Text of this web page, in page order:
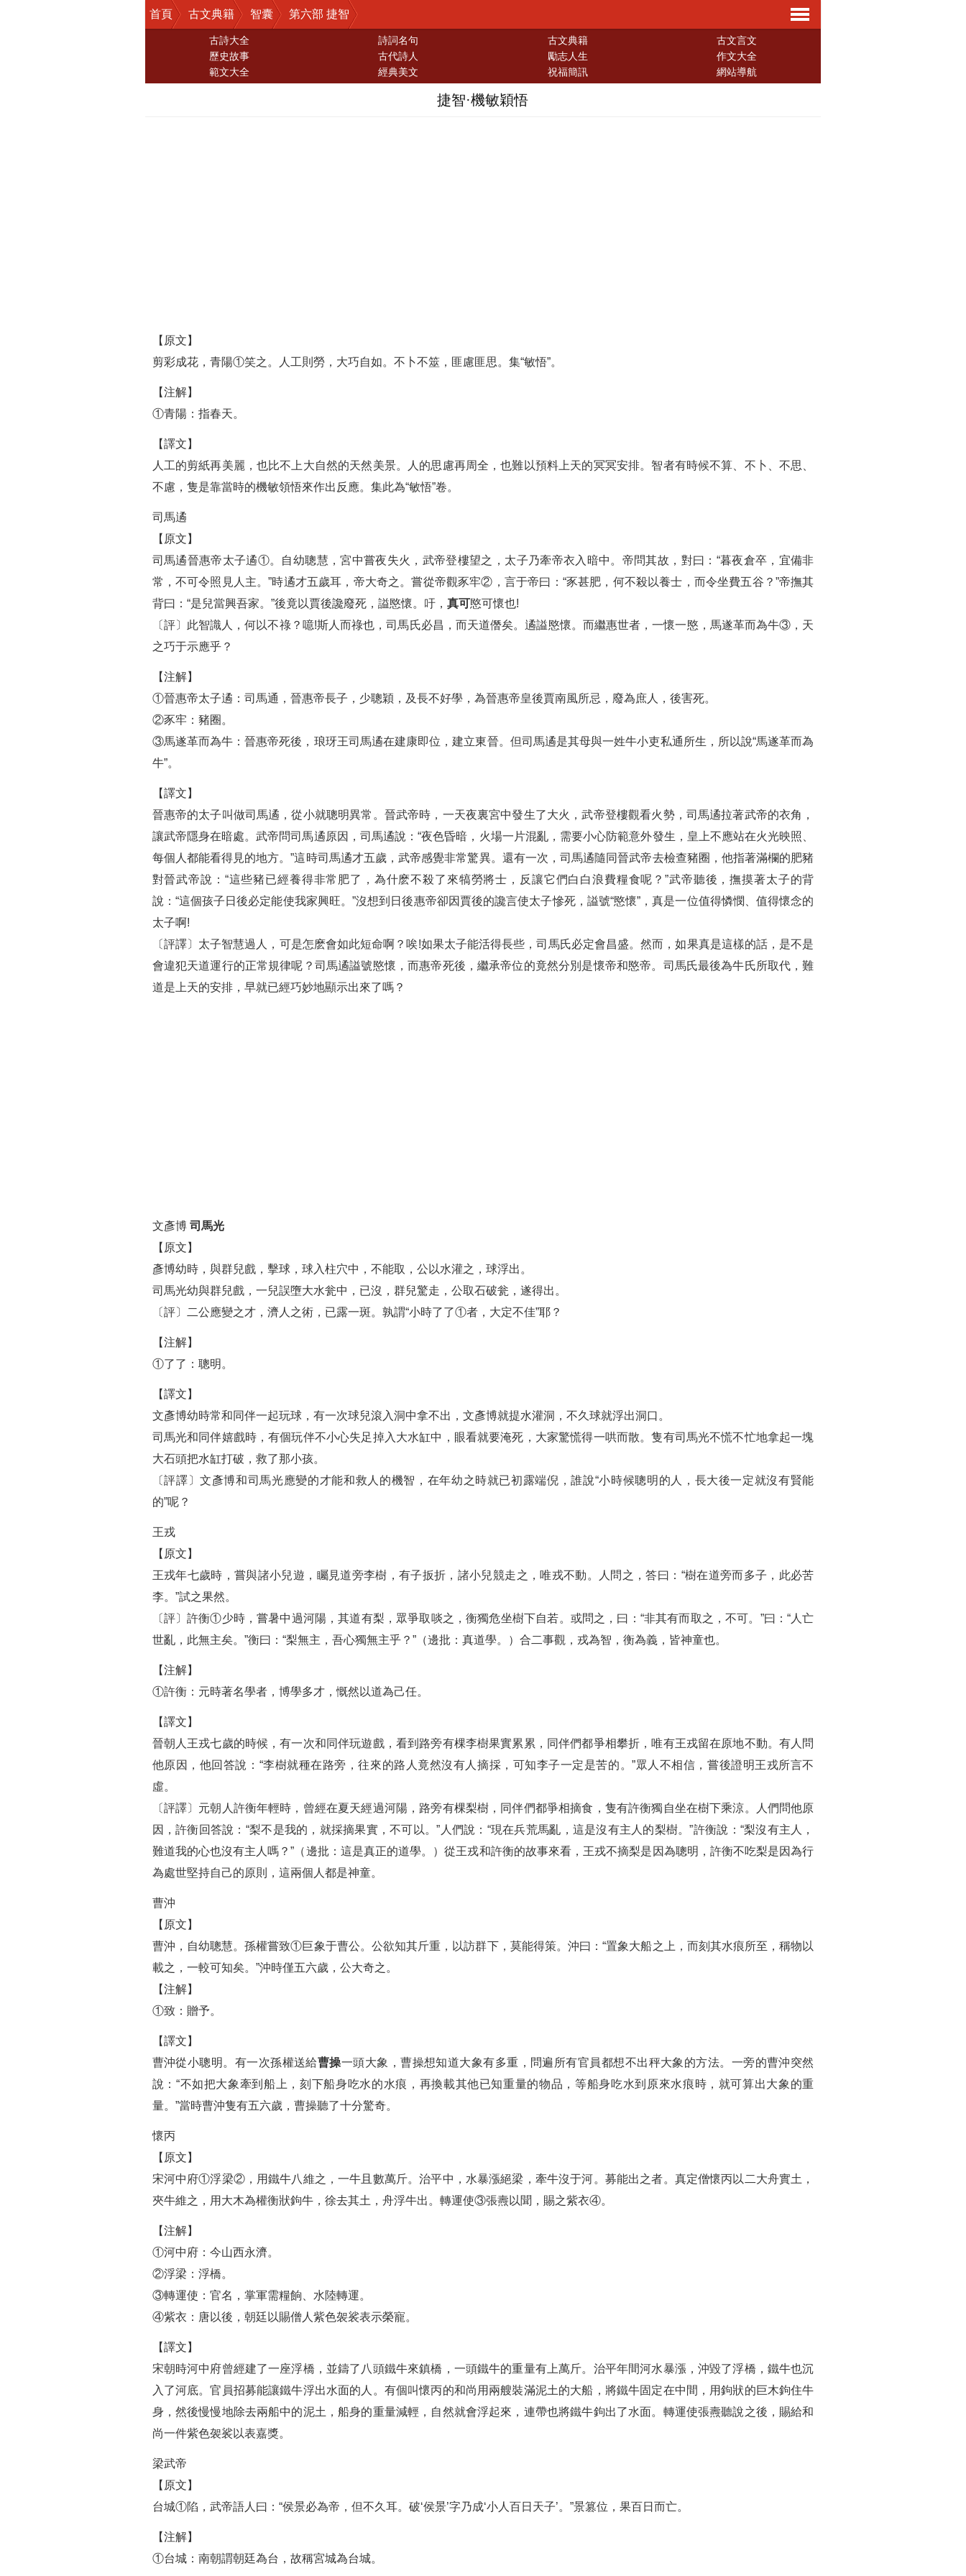
首頁 古文典籍 智囊
第六部 捷智
導
古詩大全 詩詞名句 古文典籍
古文言文
歷史故事
古代詩人 勵志人生
作文大全
範文大全
經典美文 祝福簡訊 網站導航
捷智·機敏穎悟
【原文】
剪彩成花，青陽①笑之。人工則勞，大巧自如。不卜不筮，匪慮匪思。集“敏悟”。
【注解】
①青陽：指春天。
【譯文】
人工的剪紙再美麗，也比不上大自然的天然美景。人的思慮再周全，也難以預料上天的冥冥安排。智者有時候不算、不卜、不思、
不慮，隻是靠當時的機敏領悟來作出反應。集此為“敏悟”卷。
司馬遹
【原文】
司馬遹晉惠帝太子遹①。自幼聰慧，宮中嘗夜失火，武帝登樓望之，太子乃牽帝衣入暗中。帝問其故，對曰：“暮夜倉卒，宜備非
常，不可令照見人主。”時遹才五歲耳，帝大奇之。嘗從帝觀豕牢②，言于帝曰：“豕甚肥，何不殺以養士，而令坐費五谷？”帝撫其
背曰：“是兒當興吾家。”後竟以賈後讒廢死，謚愍懷。吁， 真可愍可懷也!
〔評〕此智識人，何以不祿？噫!斯人而祿也，司馬氏必昌，而天道僭矣。遹謚愍懷。而繼惠世者，一懷一愍，馬遂革而為牛③，天
之巧于示應乎？
【注解】
①晉惠帝太子遹：司馬通，晉惠帝長子，少聰穎，及長不好學，為晉惠帝皇後賈南風所忌，廢為庶人，後害死。
②豕牢：豬圈。
③馬遂革而為牛：晉惠帝死後，琅玡王司馬遹在建康即位，建立東晉。但司馬遹是其母與一姓牛小吏私通所生，所以說“馬遂革而為
牛”。
【譯文】
晉惠帝的太子叫做司馬遹，從小就聰明異常。晉武帝時，一天夜裏宮中發生了大火，武帝登樓觀看火勢，司馬遹拉著武帝的衣角，
讓武帝隱身在暗處。武帝問司馬遹原因，司馬遹說：“夜色昏暗，火場一片混亂，需要小心防範意外發生，皇上不應站在火光映照、
每個人都能看得見的地方。”這時司馬遹才五歲，武帝感覺非常驚異。還有一次，司馬遹隨同晉武帝去檢查豬圈，他指著滿欄的肥豬
對晉武帝說：“這些豬已經養得非常肥了，為什麽不殺了來犒勞將士，反讓它們白白浪費糧食呢？”武帝聽後，撫摸著太子的背
說：“這個孩子日後必定能使我家興旺。”沒想到日後惠帝卻因賈後的讒言使太子慘死，謚號“愍懷”，真是一位值得憐憫、值得懷念的
太子啊!
〔評譯〕太子智慧過人，可是怎麽會如此短命啊？唉!如果太子能活得長些，司馬氏必定會昌盛。然而，如果真是這樣的話，是不是
會違犯天道運行的正常規律呢？司馬遹謚號愍懷，而惠帝死後，繼承帝位的竟然分別是懷帝和愍帝。司馬氏最後為牛氏所取代，難
道是上天的安排，早就已經巧妙地顯示出來了嗎？
文彥博 司馬光
【原文】
彥博幼時，與群兒戲，擊球，球入柱穴中，不能取，公以水灌之，球浮出。
司馬光幼與群兒戲，一兒誤墮大水瓮中，已沒，群兒驚走，公取石破瓮，遂得出。
〔評〕二公應變之才，濟人之術，已露一斑。孰謂“小時了了①者，大定不佳”耶？
【注解】
①了了：聰明。
【譯文】
文彥博幼時常和同伴一起玩球，有一次球兒滾入洞中拿不出，文彥博就提水灌洞，不久球就浮出洞口。
司馬光和同伴嬉戲時，有個玩伴不小心失足掉入大水缸中，眼看就要淹死，大家驚慌得一哄而散。隻有司馬光不慌不忙地拿起一塊
大石頭把水缸打破，救了那小孩。
〔評譯〕文彥博和司馬光應變的才能和救人的機智，在年幼之時就已初露端倪，誰說“小時候聰明的人，長大後一定就沒有賢能
的”呢？
王戎
【原文】
王戎年七歲時，嘗與諸小兒遊，矚見道旁李樹，有子扳折，諸小兒競走之，唯戎不動。人問之，答曰：“樹在道旁而多子，此必苦
李。”試之果然。
〔評〕許衡①少時，嘗暑中過河陽，其道有梨，眾爭取啖之，衡獨危坐樹下自若。或問之，曰：“非其有而取之，不可。”曰：“人亡
世亂，此無主矣。”衡曰：“梨無主，吾心獨無主乎？”（邊批：真道學。）合二事觀，戎為智，衡為義，皆神童也。
【注解】
①許衡：元時著名學者，博學多才，慨然以道為己任。
【譯文】
晉朝人王戎七歲的時候，有一次和同伴玩遊戲，看到路旁有棵李樹果實累累，同伴們都爭相攀折，唯有王戎留在原地不動。有人問
他原因，他回答說：“李樹就種在路旁，往來的路人竟然沒有人摘採，可知李子一定是苦的。”眾人不相信，嘗後證明王戎所言不
虛。
〔評譯〕元朝人許衡年輕時，曾經在夏天經過河陽，路旁有棵梨樹，同伴們都爭相摘食，隻有許衡獨自坐在樹下乘涼。人們問他原
因，許衡回答說：“梨不是我的，就採摘果實，不可以。”人們說：“現在兵荒馬亂，這是沒有主人的梨樹。”許衡說：“梨沒有主人，
難道我的心也沒有主人嗎？”（邊批：這是真正的道學。）從王戎和許衡的故事來看，王戎不摘梨是因為聰明，許衡不吃梨是因為行
為處世堅持自己的原則，這兩個人都是神童。
曹沖
【原文】
曹沖，自幼聰慧。孫權嘗致①巨象于曹公。公欲知其斤重，以訪群下，莫能得策。沖曰：“置象大船之上，而刻其水痕所至，稱物以
載之，一較可知矣。”沖時僅五六歲，公大奇之。
【注解】
①致：贈予。
【譯文】
曹沖從小聰明。有一次孫權送給曹操一頭大象，曹操想知道大象有多重，問遍所有官員都想不出秤大象的方法。一旁的曹沖突然
說：“不如把大象牽到船上，刻下船身吃水的水痕，再換載其他已知重量的物品，等船身吃水到原來水痕時，就可算出大象的重
量。”當時曹沖隻有五六歲，曹操聽了十分驚奇。
懷丙
【原文】
宋河中府①浮梁②，用鐵牛八維之，一牛且數萬斤。治平中，水暴漲絕梁，牽牛沒于河。募能出之者。真定僧懷丙以二大舟實土，
夾牛維之，用大木為權衡狀鉤牛，徐去其土，舟浮牛出。轉運使③張燾以聞，賜之紫衣④。
【注解】
①河中府：今山西永濟。
②浮梁：浮橋。
③轉運使：官名，掌軍需糧餉、水陸轉運。
④紫衣：唐以後，朝廷以賜僧人紫色袈裟表示榮寵。
【譯文】
宋朝時河中府曾經建了一座浮橋，並鑄了八頭鐵牛來鎮橋，一頭鐵牛的重量有上萬斤。治平年間河水暴漲，沖毀了浮橋，鐵牛也沉
入了河底。官員招募能讓鐵牛浮出水面的人。有個叫懷丙的和尚用兩艘裝滿泥土的大船，將鐵牛固定在中間，用鉤狀的巨木鉤住牛
身，然後慢慢地除去兩船中的泥土，船身的重量減輕，自然就會浮起來，連帶也將鐵牛鉤出了水面。轉運使張燾聽說之後，賜給和
尚一件紫色袈裟以表嘉獎。
梁武帝
【原文】
台城①陷，武帝語人曰：“侯景必為帝，但不久耳。破‘侯景’字乃成‘小人百日天子’。”景篡位，果百日而亡。
【注解】
①台城：南朝謂朝廷為台，故稱宮城為台城。